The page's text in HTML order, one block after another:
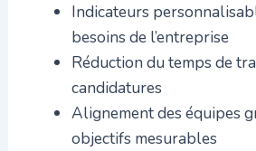
Indicateurs
besoins de l’entreprise
Réduction du temps de
candidatures
Alignement des équipes
objectifs mesurables